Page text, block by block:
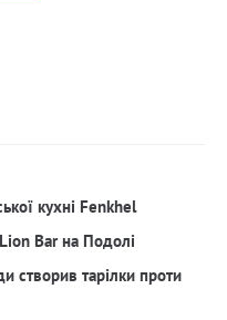
кухні Fenkhel
Bar на Подолі
створив тарілки проти